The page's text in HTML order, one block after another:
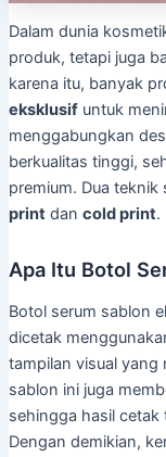
Dalam dunia
produk, tetapi juga
karena itu, banyak
eksklusifuntuk
menggabungkan
berkualitas tinggi,
premium. Dua
printdan cold print.
Apa Itu Botol
Botol serum sablon
dicetak
tampilan visual yang
sablon ini juga
sehingga hasil
Dengan demikian,